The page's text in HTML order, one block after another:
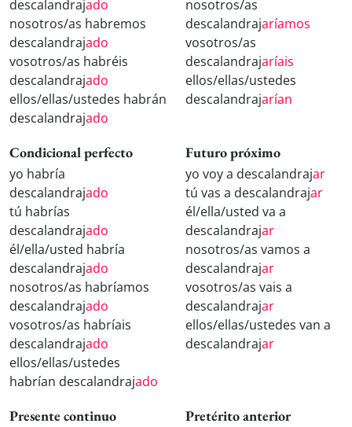
descalandrajado
nosotros/as habremos
descalandrajado
vosotros/as habréis
descalandrajado
ellos/ellas/ustedes habrán
descalandrajado
nosotros/as
descalandrajaríamos
vosotros/as
descalandrajaríais
ellos/ellas/ustedes
descalandrajarían
Condicional perfecto
yo habría
descalandrajado
tú habrías
descalandrajado
él/ella/usted habría
descalandrajado
nosotros/as habríamos
descalandrajado
vosotros/as habríais
descalandrajado
ellos/ellas/ustedes
habrían descalandrajado
Futuro próximo
yo voy a descalandrajar
tú vas a descalandrajar
él/ella/usted va a
descalandrajar
nosotros/as vamos a
descalandrajar
vosotros/as vais a
descalandrajar
ellos/ellas/ustedes van a
descalandrajar
Presente continuo Pretérito anterior